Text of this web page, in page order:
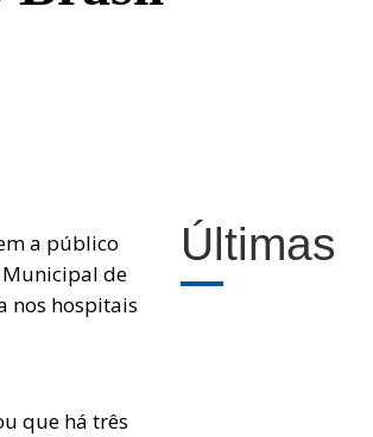
a público
de
nos hospitais
que há três
Últimas